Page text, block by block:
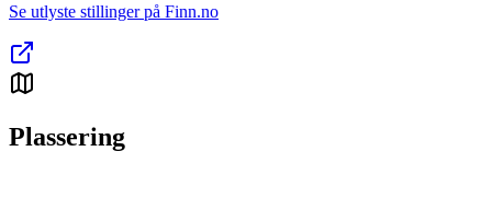
Se utlyste stillinger på Finn.no
Plassering